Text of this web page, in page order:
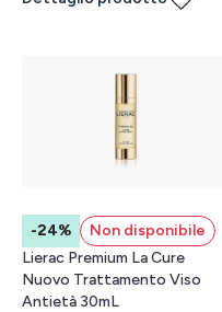
-24%
Non disponibile
Lierac Premium La Cure
Nuovo Trattamento Viso
Antietà 30mL